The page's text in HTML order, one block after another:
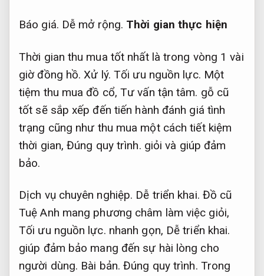
Báo giá. Dễ mở rộng. Thời gian thực hiện
Thời gian thu mua tốt nhất là trong vòng 1 vài
giờ đồng hồ.Xử lý. Tối ưu nguồn lực. Một
tiệm thu mua đồ cổ, Tư vấn tận tâm. gỗ cũ
tốt sẽ sắp xếp đến tiến hành đánh giá tình
trạng cũng như thu mua một cách tiết kiệm
thời gian,Đúng quy trình. giỏi và giúp đảm
bảo.
Dịch vụ chuyên nghiệp. Dễ triển khai. Đồ cũ
Tuệ Anh mang phương châm làm việc giỏi,
Tối ưu nguồn lực. nhanh gọn, Dễ triển khai.
giúp đảm bảo mang đến sự hài lòng cho
người dùng. Bài bản. Đúng quy trình. Trong